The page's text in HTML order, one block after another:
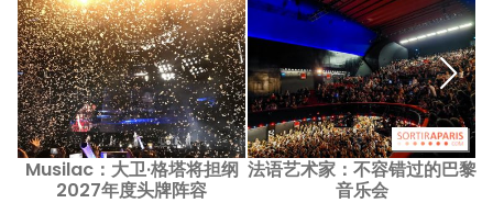
Musilac：大卫·格塔将担纲
2027年度头牌阵容
法语艺术家：不容错过的巴黎
音乐会